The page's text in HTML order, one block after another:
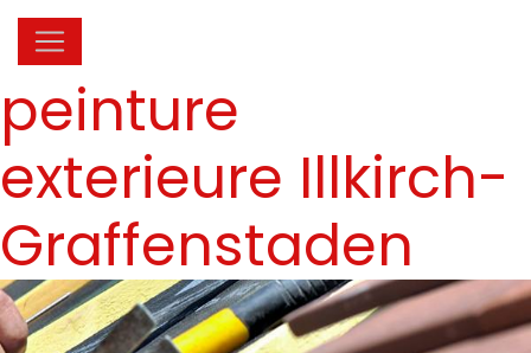
peinture
exterieure Illkirch-
Graffenstaden
Panneau de gestion des cookies